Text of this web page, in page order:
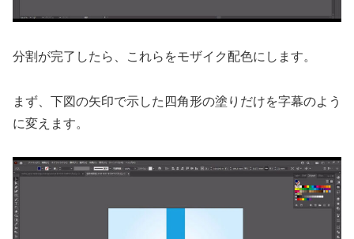
分割が完了したら、これらをモザイク配色にします。
まず、下図の矢印で示した四角形の塗りだけを字幕のよう
に変えます。